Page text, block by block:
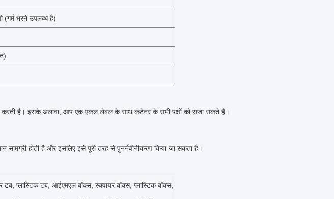
(गर्म भरने उपलब्ध है)
है। इसके अलावा, आप एक एकल लेबल के साथ कंटेनर के सभी पक्षों को सजा सकते हैं।
सामग्री होती है और इसलिए इसे पूरी तरह से पुनर्नवीनीकरण किया जा सकता है।
प्लास्टिक टब, आईएमएल बॉक्स, स्क्वायर बॉक्स, प्लास्टिक बॉक्स,